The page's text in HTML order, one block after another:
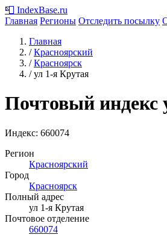
📮 IndexBase.ru
Главная Регионы Отследить посылку
Главная
/ Красноярский
/ Красноярск
/ ул 1-я Крутая
Почтовый индекс
Индекс: 660074
Регион
Красноярский
Город
Красноярск
Полный адрес
ул 1-я Крутая
Почтовое отделение
660074